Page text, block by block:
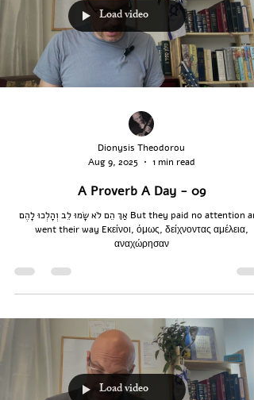
Load video
Dionysis Theodorou
Aug 9, 2025
1 min read
A Proverb A Day - 09
אַךְ הֵם לֹא שָׂמוּ לֵב וְהָלְכוּ לָהֶם But they paid no attention and
went their way Eκείνοι, όμως, δείχνοντας αμέλεια,
αναχώρησαν
Load video